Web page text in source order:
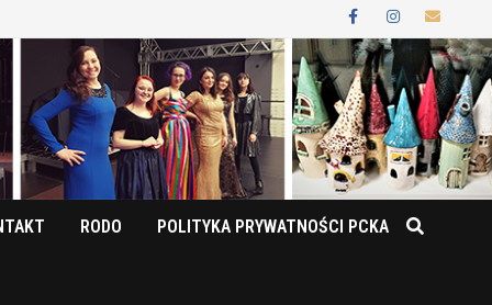
RODO POLITYKA PRYWATNOŚCI PCKA